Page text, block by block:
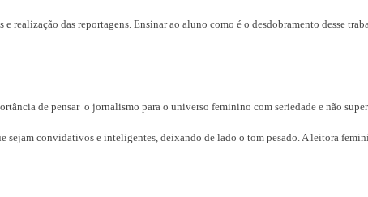
realização das reportagens. Ensinar ao aluno como é o desdobramento desse
de pensar o jornalismo para o universo feminino com seriedade e não
sejam convidativos e inteligentes, deixando de lado o tom pesado. A leitora